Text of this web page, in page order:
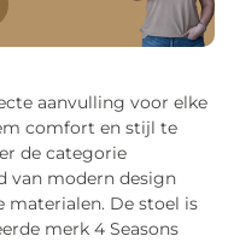
aanvulling voor elke
comfort en stijl te
de categorie
van modern design
De stoel is
merk 4 Seasons